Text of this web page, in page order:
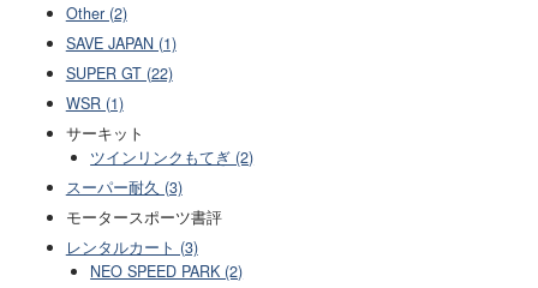
Other (2)
SAVE JAPAN (1)
SUPER GT (22)
WSR (1)
サーキット
ツインリンクもてぎ (2)
スーパー耐久 (3)
モータースポーツ書評
レンタルカート (3)
NEO SPEED PARK (2)